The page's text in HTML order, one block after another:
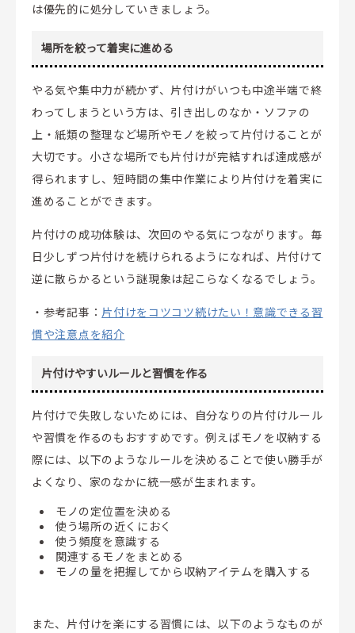
は優先的に処分していきましょう。
場所を絞って着実に進める
やる気や集中力が続かず、片付けがいつも中途半端で終
わってしまうという方は、引き出しのなか・ソファの
上・紙類の整理など場所やモノを絞って片付けることが
大切です。小さな場所でも片付けが完結すれば達成感が
得られますし、短時間の集中作業により片付けを着実に
進めることができます。
片付けの成功体験は、次回のやる気につながります。毎
日少しずつ片付けを続けられるようになれば、片付けて
逆に散らかるという謎現象は起こらなくなるでしょう。
・参考記事： 片付けをコツコツ続けたい！意識できる習
慣や注意点を紹介
片付けやすいルールと習慣を作る
片付けで失敗しないためには、自分なりの片付けルール
や習慣を作るのもおすすめです。例えばモノを収納する
際には、以下のようなルールを決めることで使い勝手が
よくなり、家のなかに統一感が生まれます。
モノの定位置を決める
使う場所の近くにおく
使う頻度を意識する
関連するモノをまとめる
モノの量を把握してから収納アイテムを購入する
また、片付けを楽にする習慣には、以下のようなものが